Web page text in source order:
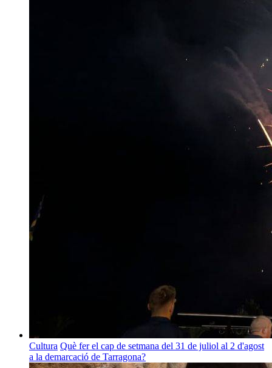
Cultura Què fer el cap de setmana del 31 de juliol al 2 d'agost
a la demarcació de Tarragona?